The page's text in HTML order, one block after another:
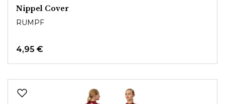
Nippel Cover
RUMPF
4,95 €